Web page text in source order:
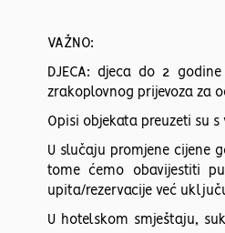
VAŽNO:
DJECA: djeca do 2
zrakoplovnog prijevoza za
Opisi objekata preuzeti su
U slučaju promjene cijene
tome ćemo obavijestiti
upita/rezervacije već
U hotelskom smještaju,